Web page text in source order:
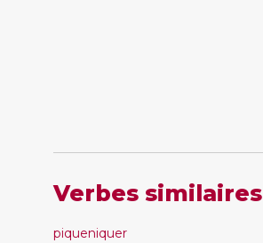
Verbes similaires
piqueniquer